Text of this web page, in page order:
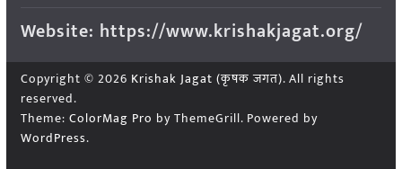
Website: https://www.krishakjagat.org/
Copyright © 2026 Krishak Jagat (कृषक जगत). All rights
reserved.
Theme: ColorMag Pro by ThemeGrill. Powered by
WordPress.